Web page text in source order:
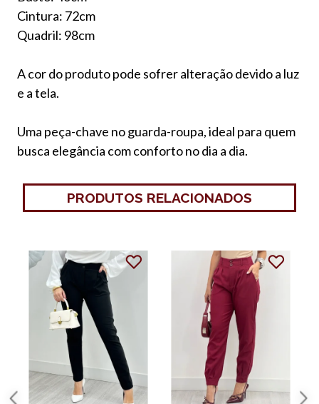
Cintura: 72cm
Quadril: 98cm
A cor do produto pode sofrer alteração devido a luz
e a tela.
Uma peça-chave no guarda-roupa, ideal para quem
busca elegância com conforto no dia a dia.
PRODUTOS RELACIONADOS